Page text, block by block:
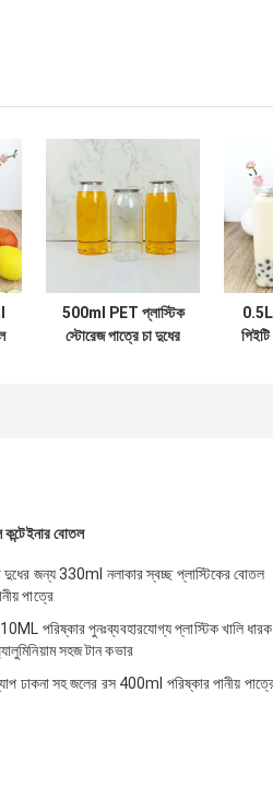
500ml PET প্লাস্টিক
স্টোরেজ পাত্রে চা দুধের
0.5L
কন্টেইনার বোতল
দুধের জন্য 330ml নলাকার স্বচ্ছ প্লাস্টিকের বোতল
পাত্রে
পরিষ্কার পুনঃব্যবহারযোগ্য প্লাস্টিক খালি ধারক
সহজ টান কভার
ঢাকনা সহ জলের রস 400ml পরিষ্কার পানীয়